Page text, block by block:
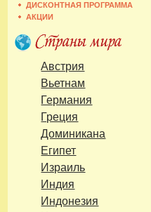
ДИСКОНТНАЯ ПРОГРАММА
АКЦИИ
Австрия
Вьетнам
Германия
Греция
Доминикана
Египет
Израиль
Индия
Индонезия